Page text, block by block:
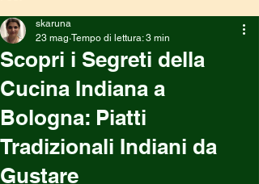
Scopri i Segreti della
Cucina Indiana a
Bologna: Piatti
Tradizionali Indiani da
Gustare
skaruna
23 mag Tempo di lettura: 3 min